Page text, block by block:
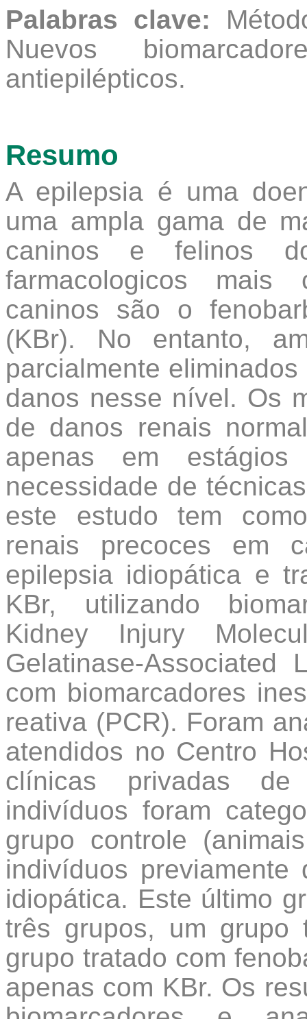
Palabras clave:
Nuevos
antiepilépticos.
Resumo
A epilepsia é uma
uma ampla gama de
caninos e felinos
farmacologicos mais
caninos são o
(KBr). No entanto,
parcialmente
danos nesse nível. Os
de danos renais
apenas em estágios
necessidade de
este estudo tem
renais precoces em
epilepsia idiopática e
KBr, utilizando
Kidney Injury
Gelatinase-Associated
com biomarcadores
reativa (PCR). Foram
atendidos no Centro
clínicas privadas de
indivíduos foram
grupo controle
indivíduos previamente
idiopática. Este último
três grupos, um grupo
grupo tratado com
apenas com KBr. Os